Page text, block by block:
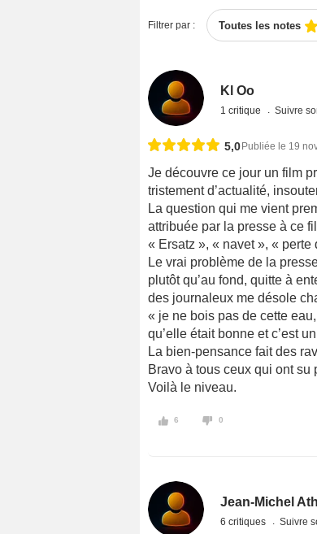
Filtrer par : Toutes les notes
Kl Oo
1 critique Suivre
5,0 Publiée le 19
Je découvre ce jour un film
tristement d’actualité,
La question qui me vient
attribuée par la presse à ce
« Ersatz », « navet », «
Le vrai problème de la
plutôt qu’au fond, quitte à
des journaleux me désole
« je ne bois pas de cette
qu’elle était bonne et c’est
La bien-pensance fait des
Bravo à tous ceux qui ont
Voilà le niveau.
6 0
Jean-Michel
6 critiques Suivre